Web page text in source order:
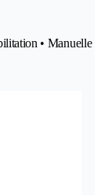
• Manuelle